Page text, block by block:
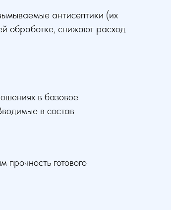
антисептики (их
обработке, снижают расход
в базовое
в состав
готового